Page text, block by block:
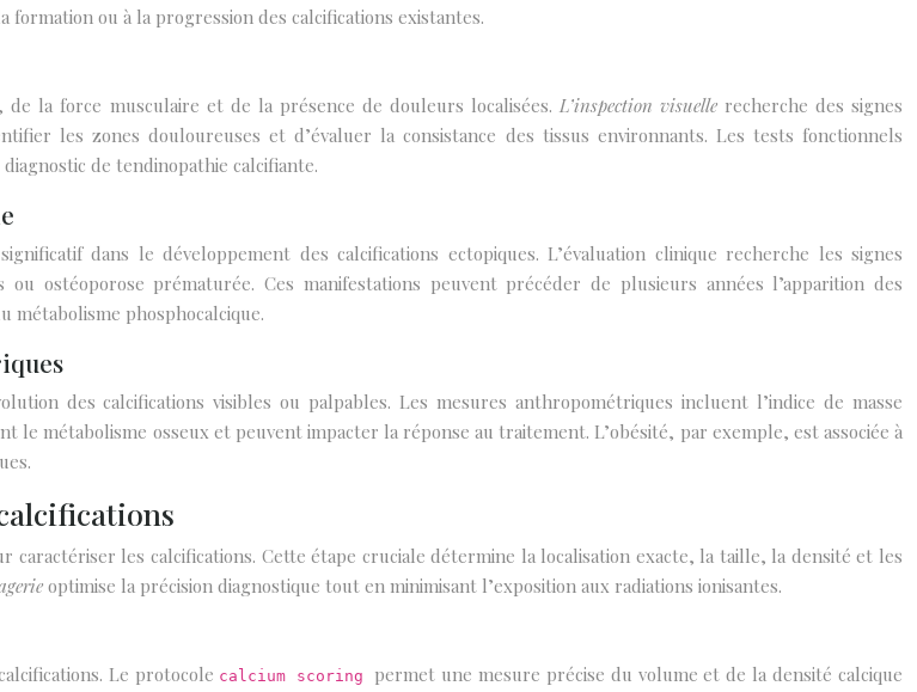
ou à la progression des calcifications existantes.
la force musculaire et de la présence de douleurs localisées. L’inspection visuelle recherche des signes
les zones douloureuses et d’évaluer la consistance des tissus environnants. Les tests fonctionnels
de tendinopathie calcifiante.
dans le développement des calcifications ectopiques. L’évaluation clinique recherche les signes
ostéoporose prématurée. Ces manifestations peuvent précéder de plusieurs années l’apparition des
métabolisme phosphocalcique.
des calcifications visibles ou palpables. Les mesures anthropométriques incluent l’indice de masse
métabolisme osseux et peuvent impacter la réponse au traitement. L’obésité, par exemple, est associée à
caractériser les calcifications. Cette étape cruciale détermine la localisation exacte, la taille, la densité et les
optimise la précision diagnostique tout en minimisant l’exposition aux radiations ionisantes.
Le protocole calcium scoring permet une mesure précise du volume et de la densité calcique